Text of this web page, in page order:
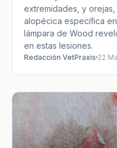
extremidades, y
alopécica específica
lámpara de Wood
en estas lesiones.
Redacción VetPraxis 22